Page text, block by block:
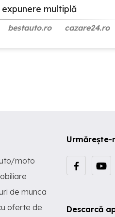
multiplă
bestauto.ro cazare24.ro
Urmărește-
Descarcă
moto
de munca
oferte de